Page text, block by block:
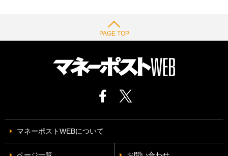
PAGE TOP
マネーポストWEBについて